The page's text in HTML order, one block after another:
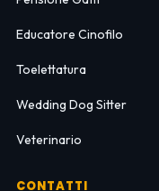
Educatore Cinofilo
Toelettatura
Wedding Dog Sitter
Veterinario
CONTATTI